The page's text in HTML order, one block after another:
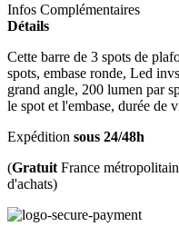
Infos Complémentaires
Détails
Cette barre de 3 spots de
spots, embase ronde, Led
grand angle, 200 lumen par
le spot et l'embase, durée de
Expédition sous 24/48h
(Gratuit France
d'achats)